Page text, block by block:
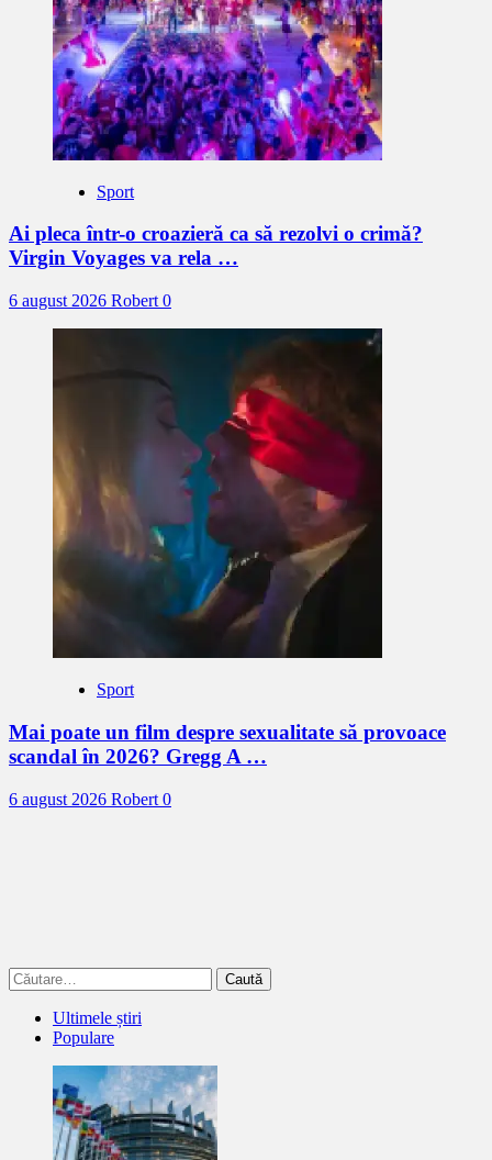
Sport
Ai pleca într-o croazieră ca să rezolvi o crimă?
Virgin Voyages va rela …
6 august 2026 Robert 0
Sport
Mai poate un film despre sexualitate să provoace
scandal în 2026? Gregg A …
6 august 2026 Robert 0
Caută
după:
Ultimele știri
Populare